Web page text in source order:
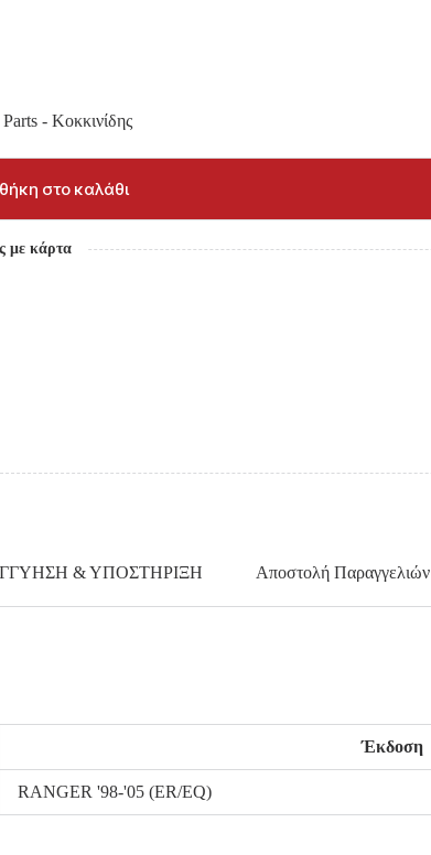
- Κοκκινίδης
στο καλάθι
με κάρτα
& ΥΠΟΣΤΗΡΙΞΗ Αποστολή Παραγγελιών
Έκδοση
RANGER '98-'05 (ER/EQ)